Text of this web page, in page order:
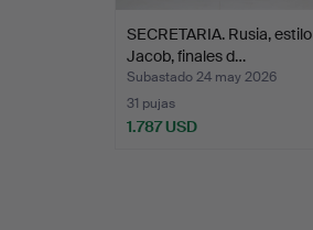
SECRETARIA. Rusia, estilo
Jacob, finales d…
Subastado 24 may 2026
31 pujas
1.787 USD